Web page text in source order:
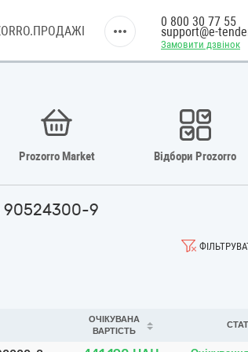
Замовити дзвінок
0 800 30 77 55
support@e-
Prozorro Market Відбори Prozorro
90524300-9
ОЧІКУВАНА
ВАРТІСТЬ